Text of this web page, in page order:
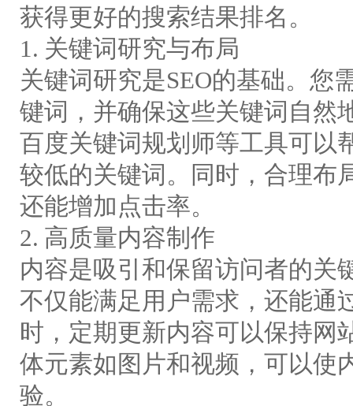
获得更好的搜索结果排名。
1. 关键词研究与布局
关键词研究是SEO的基础。您
键词，并确保这些关键词自然
百度关键词规划师等工具可以
较低的关键词。同时，合理布
还能增加点击率。
2. 高质量内容制作
内容是吸引和保留访问者的关
不仅能满足用户需求，还能通
时，定期更新内容可以保持网
体元素如图片和视频，可以使
验。